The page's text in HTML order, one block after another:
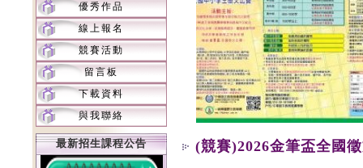
優秀作品
線上報名
競賽活動
留言板
下載資料
與我聯絡
最新招生課程公告 (競賽)2026金筆盃全國